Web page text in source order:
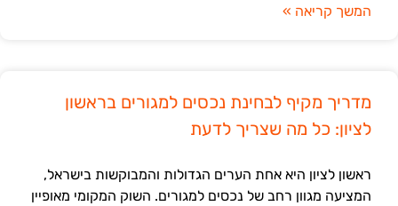
המשך קריאה »
מדריך מקיף לבחינת נכסים למגורים בראשון
לציון: כל מה שצריך לדעת
ראשון לציון היא אחת הערים הגדולות והמבוקשות בישראל,
המציעה מגוון רחב של נכסים למגורים. השוק המקומי מאופיין